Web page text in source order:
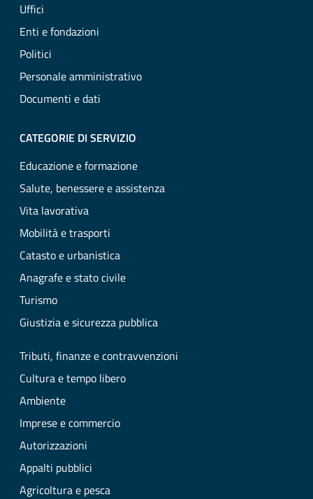
Uffici
Enti e fondazioni
Politici
Personale amministrativo
Documenti e dati
CATEGORIE DI SERVIZIO
Educazione e formazione
Salute, benessere e assistenza
Vita lavorativa
Mobilità e trasporti
Catasto e urbanistica
Anagrafe e stato civile
Turismo
Giustizia e sicurezza pubblica
Tributi, finanze e contravvenzioni
Cultura e tempo libero
Ambiente
Imprese e commercio
Autorizzazioni
Appalti pubblici
Agricoltura e pesca